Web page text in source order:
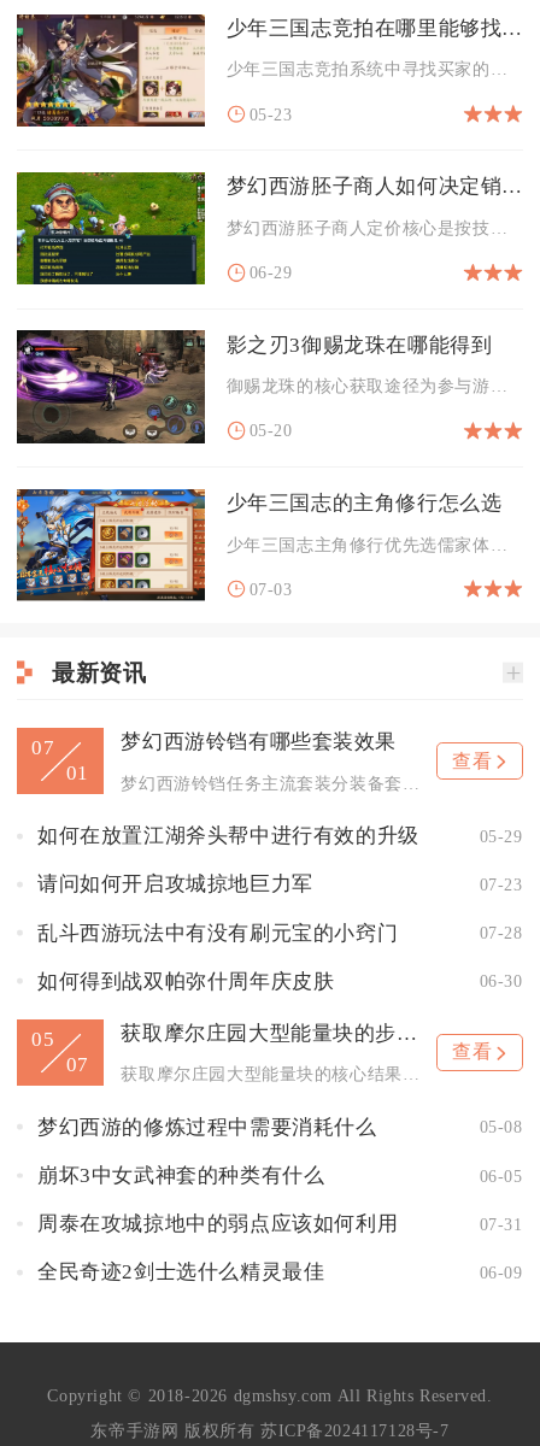
少年三国志竞拍在哪里能够找到买家
少年三国志竞拍系统中寻找买家的核心渠道，集中于游戏内内置交易...
05-23
梦幻西游胚子商人如何决定销售价格
06-29
影之刃3御赐龙珠在哪能得到
05-20
少年三国志的主角修行怎么选
07-03
最新资讯
07
01
梦幻西游铃铛有哪些套装效果
查看
如何在放置江湖斧头帮中进行有效的升级 05-29
请问如何开启攻城掠地巨力军 07-23
乱斗西游玩法中有没有刷元宝的小窍门 07-28
如何得到战双帕弥什周年庆皮肤 06-30
05
07
获取摩尔庄园大型能量块的步骤是什么
获取摩尔庄园大型能量块的核心结果，在于通过每日活跃任务、地图...
查看
梦幻西游的修炼过程中需要消耗什么 05-08
崩坏3中女武神套的种类有什么 06-05
周泰在攻城掠地中的弱点应该如何利用 07-31
全民奇迹2剑士选什么精灵最佳 06-09
Copyright © 2018-2026 dgmshsy.com All Rights Reserved.
东帝手游网 版权所有 苏ICP备2024117128号-7